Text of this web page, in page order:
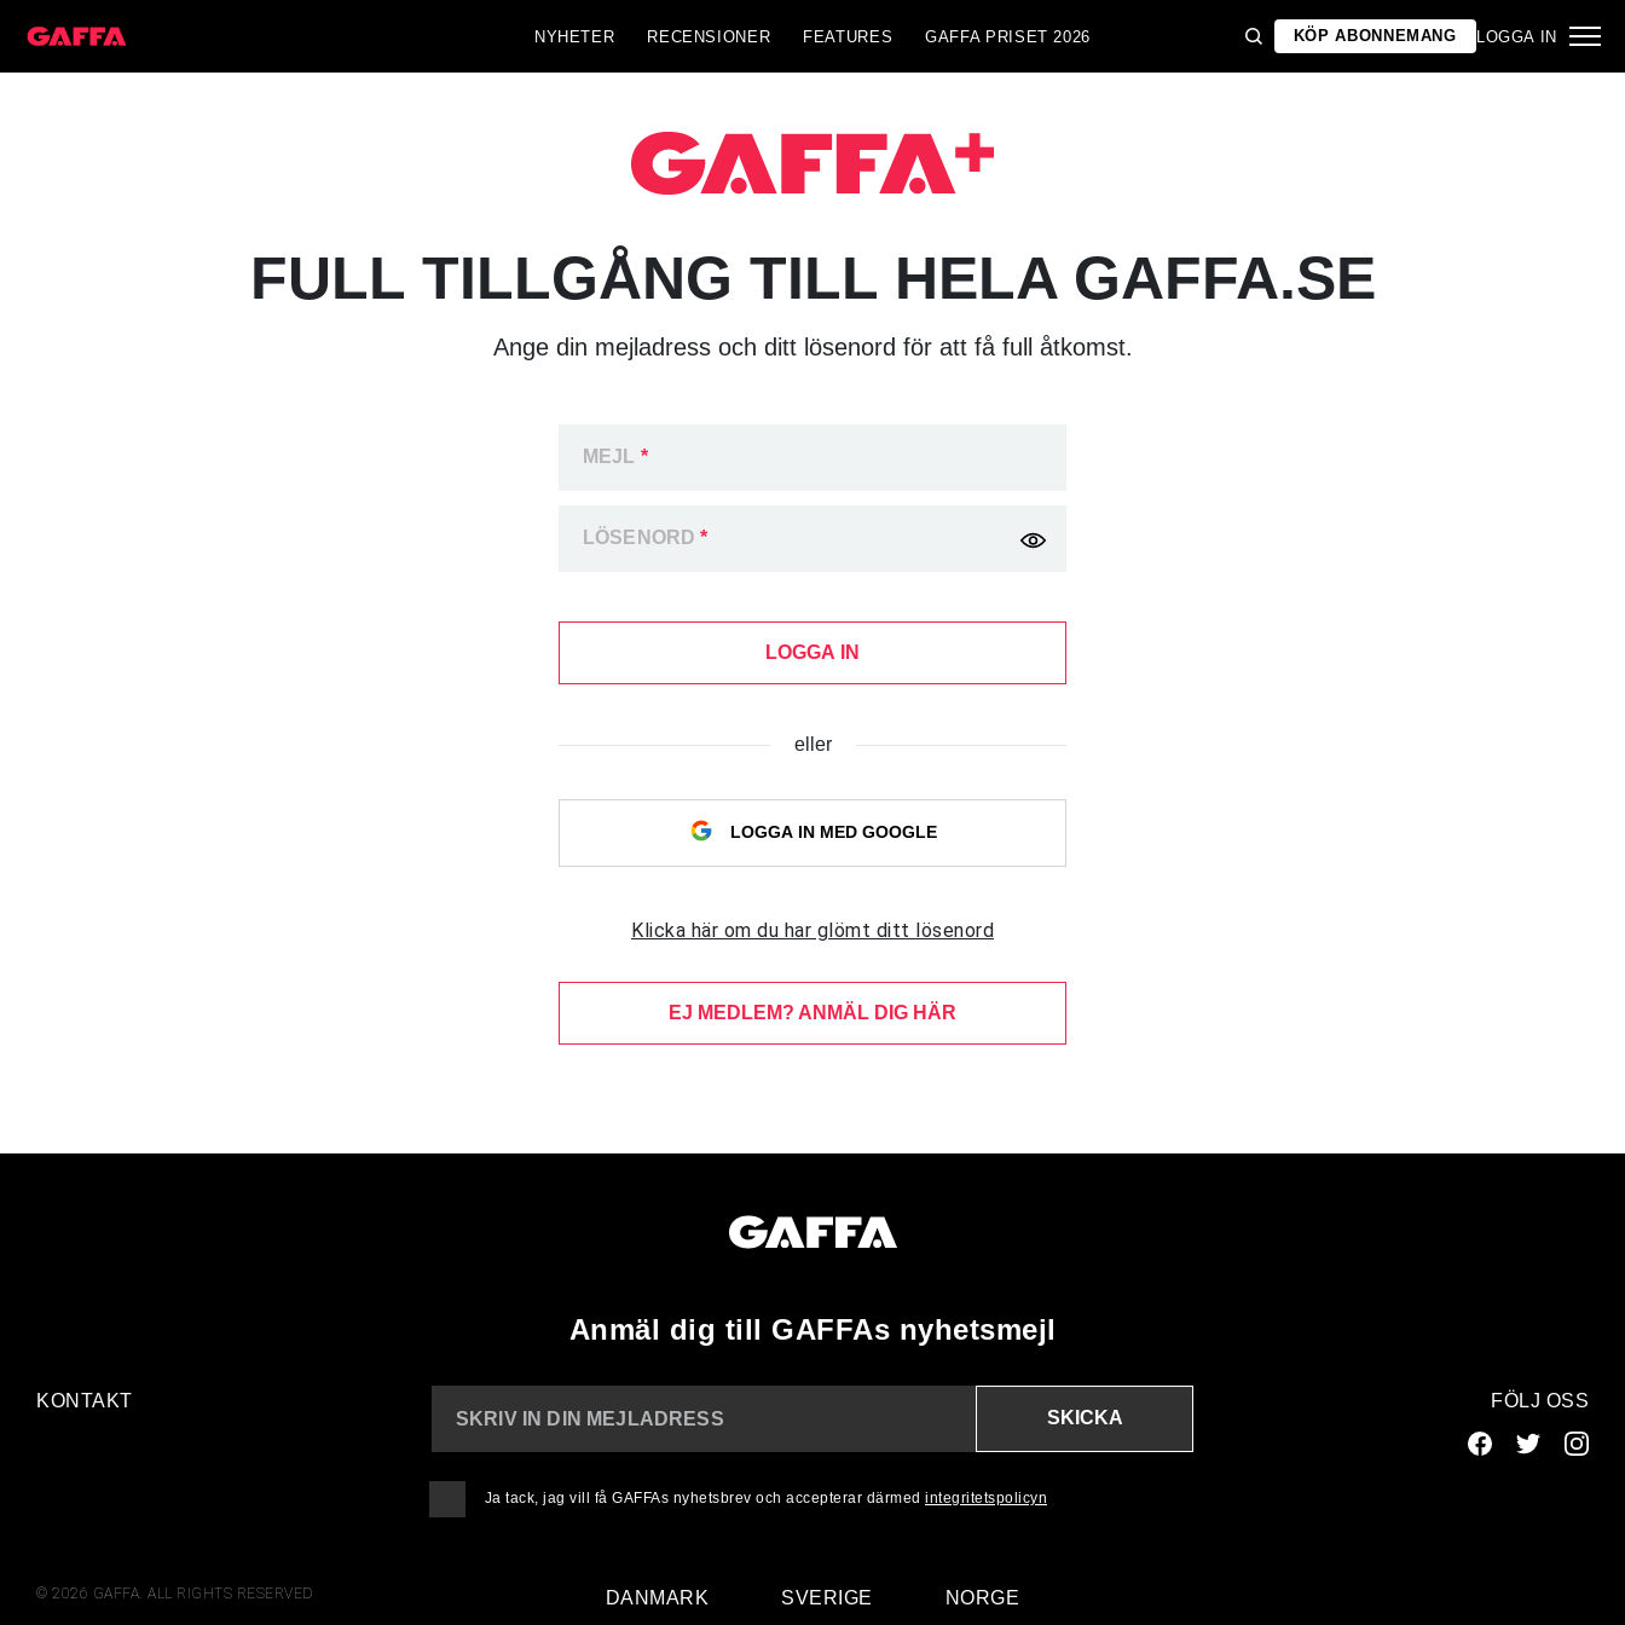
NYHETER RECENSIONER FEATURES GAFFA PRISET 2026 KÖP ABONNEMANG LOGGA IN
FULL TILLGÅNG TILL HELA GAFFA.SE
Ange din mejladress och ditt lösenord för att få full åtkomst.
MEJL *
LÖSENORD*
LOGGA IN
eller
LOGGA IN MED GOOGLE
Klicka här om du har glömt ditt lösenord
EJ MEDLEM? ANMÄL DIG HÄR
Anmäl dig till GAFFAs nyhetsmejl
KONTAKT
SKRIV IN DIN MEJLADRESS
SKICKA
Ja tack, jag vill få GAFFAs nyhetsbrev och accepterar därmed integritetspolicyn
FÖLJ OSS
© 2026 GAFFA. ALL RIGHTS RESERVED DANMARK SVERIGE NORGE